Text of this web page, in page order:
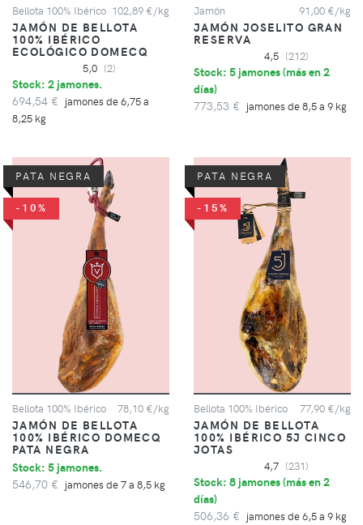
Bellota 100% Ibérico 102,89 €/kg
JAMÓN DE BELLOTA
100% IBÉRICO
ECOLÓGICO DOMECQ
5,0 (2)
Stock: 2 jamones.
694,54 € jamones de 6,75 a
8,25 kg
Jamón 91,00 €/kg
JAMÓN JOSELITO GRAN
RESERVA
4,5 (212)
Stock: 5 jamones (más en 2
días)
773,53 € jamones de 8,5 a 9 kg
PATA NEGRA
-10%
Bellota 100% Ibérico 78,10 €/kg
JAMÓN DE BELLOTA
100% IBÉRICO DOMECQ
PATA NEGRA
Stock: 5 jamones.
546,70 € jamones de 7 a 8,5 kg
PATA NEGRA
-15%
Bellota 100% Ibérico 77,90 €/kg
JAMÓN DE BELLOTA
100% IBÉRICO 5J CINCO
JOTAS
4,7 (231)
Stock: 8 jamones (más en 2
días)
506,36 € jamones de 6,5 a 9 kg